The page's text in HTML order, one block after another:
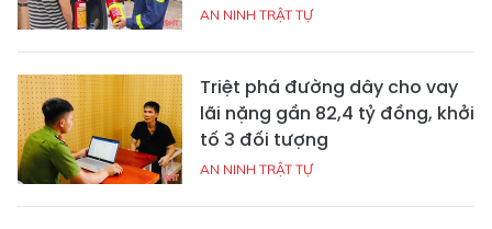
AN NINH TRẬT TỰ
Triệt phá đường dây cho vay
lãi nặng gần 82,4 tỷ đồng, khởi
tố 3 đối tượng
AN NINH TRẬT TỰ